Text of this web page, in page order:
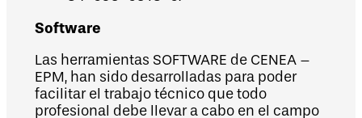
Software
Las herramientas SOFTWARE de CENEA –
EPM, han sido desarrolladas para poder
facilitar el trabajo técnico que todo
profesional debe llevar a cabo en el campo